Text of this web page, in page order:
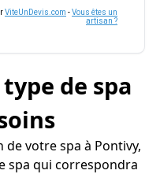
ViteUnDevis.com -Vous êtes un
artisan ?
de spa
votre spa à Pontivy,
spa qui correspondra